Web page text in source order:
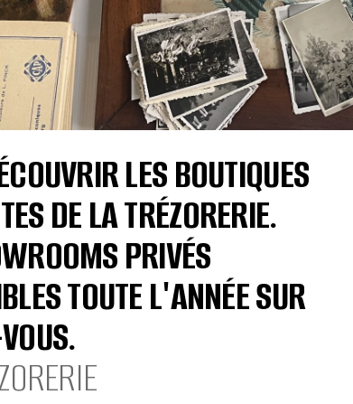
LES BOUTIQUES
DE LA TRÉZORERIE.
PRIVÉS
TOUTE L'ANNÉE SUR